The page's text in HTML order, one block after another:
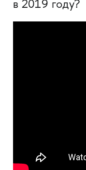
в 2019 году?